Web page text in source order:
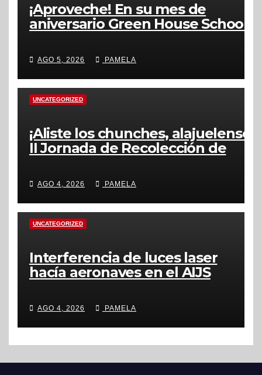
¡Aproveche! En su mes de
aniversario Green House School
matrículas, durante agosto
AGO 5, 2026 PAMELA
UNCATEGORIZED
¡Aliste los chunches, alajuelense!
II Jornada de Recolección de
realizará en setiembre
AGO 4, 2026 PAMELA
UNCATEGORIZED
Interferencia de luces laser
hacía aeronaves en el AIJS
AGO 4, 2026 PAMELA